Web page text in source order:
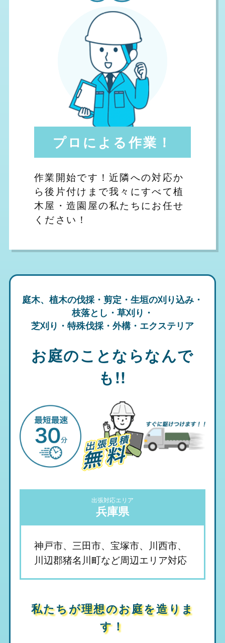
プロによる作業！
作業開始です！近隣への対応か
ら後片付けまで我々にすべて植
木屋・造園屋の私たちにお任せ
ください！
庭木、植木の伐採・剪定・生垣の刈り込み・
枝落とし・草刈り・
芝刈り・特殊伐採・外構・エクステリア
お庭のことならなんで
も!!
出張対応エリア
兵庫県
神戸市、三田市、宝塚市、川西市、
川辺郡猪名川町など周辺エリア対応
私たちが理想のお庭を造りま
す！